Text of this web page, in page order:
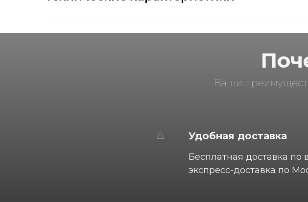
Ваши
Удобная доставка
Бесплатная доставка
экспресс-доставка по